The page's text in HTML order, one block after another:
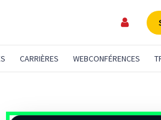
CARRIÈRES WEBCONFÉRENCES